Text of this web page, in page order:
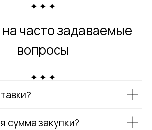
часто задаваемые
вопросы
сумма закупки?